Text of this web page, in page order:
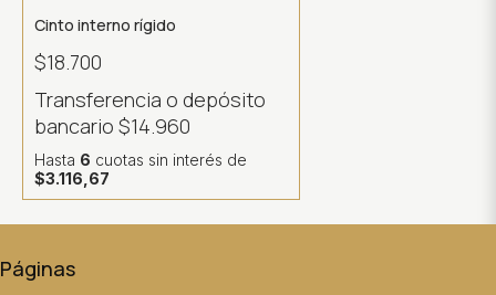
Cinto interno rígido
$18.700
Transferencia o depósito
bancario $14.960
Hasta 6 cuotas sin interés de
$3.116,67
Páginas